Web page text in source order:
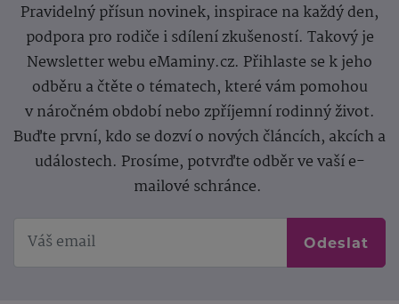
Pravidelný přísun novinek, inspirace na každý den,
podpora pro rodiče i sdílení zkušeností. Takový je
Newsletter webu eMaminy.cz. Přihlaste se k jeho
odběru a čtěte o tématech, které vám pomohou
v náročném období nebo zpříjemní rodinný život.
Buďte první, kdo se dozví o nových článcích, akcích a
událostech. Prosíme, potvrďte odběr ve vaší e-
mailové schránce.
Odeslat